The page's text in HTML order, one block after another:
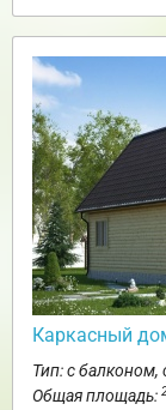
Каркасный
Тип: с балконом,
Общая площадь: